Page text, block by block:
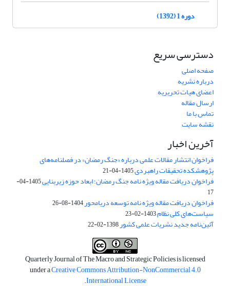
دوره 1 (1392)
دسترسی سریع
صفحه اصلی
درباره نشریه
اعضای هیات تحریریه
ارسال مقاله
تماس با ما
نقشه سایت
آخرین اخبار
فراخوان انتشار مقالات علمی درباره «جنگ رمضان» در فصلنامه‌های
پژوهشکده تحقیقات راهبردی1405-04-21
فراخوان دریافت مقاله ویژه نامه جنگ رمضان؛ ابعاد حوزه زیربنایی
1405-04-
17
فراخوان دریافت مقاله ویژه نامه توسعه دریامحور1404-08-26
سیاست‌های کلی نظام1403-02-23
آئین‌نامه جدید نشریات علمی کشور1398-02-22
Quarterly Journal of The Macro and Strategic Policies is licensed
under aCreative Commons Attribution-NonCommercial 4.0
International License
.